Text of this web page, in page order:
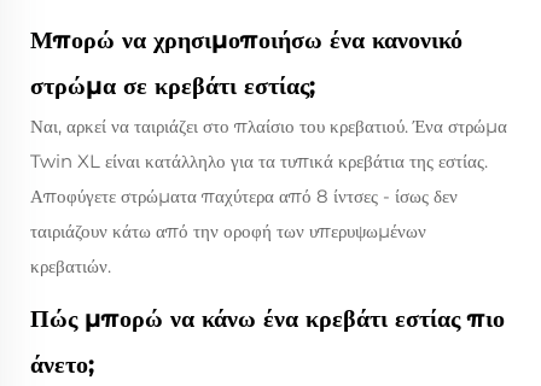
Μπορώ να χρησιμοποιήσω ένα κανονικό
στρώμα σε κρεβάτι εστίας;
Ναι, αρκεί να ταιριάζει στο πλαίσιο του κρεβατιού. Ένα στρώμα
Twin XL είναι κατάλληλο για τα τυπικά κρεβάτια της εστίας.
Αποφύγετε στρώματα παχύτερα από 8 ίντσες - ίσως δεν
ταιριάζουν κάτω από την οροφή των υπερυψωμένων
κρεβατιών.
Πώς μπορώ να κάνω ένα κρεβάτι εστίας πιο
άνετο;